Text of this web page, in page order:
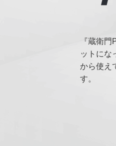
『蔵衛
ットにな
から使え
す。